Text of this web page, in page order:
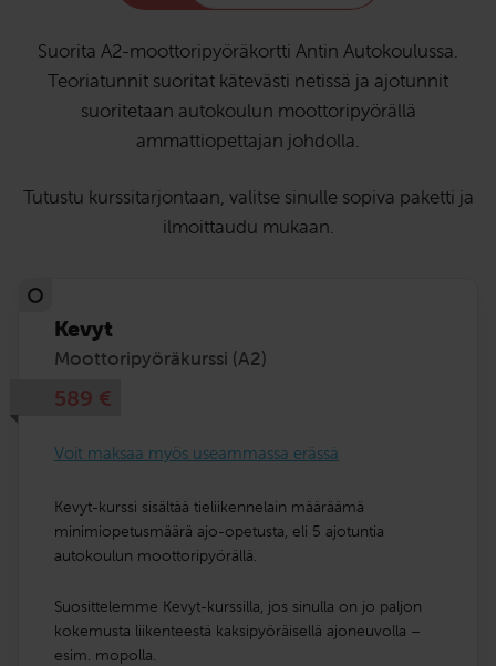
Suorita A2-moottoripyöräkortti Antin Autokoulussa.
Teoriatunnit suoritat kätevästi netissä ja ajotunnit
suoritetaan autokoulun moottoripyörällä
ammattiopettajan johdolla.
Tutustu kurssitarjontaan, valitse sinulle sopiva paketti ja
ilmoittaudu mukaan.
Kevyt
Moottoripyöräkurssi (A2)
589 €
Voit maksaa myös useammassa erässä
Kevyt-kurssi sisältää tieliikennelain määräämä
minimiopetusmäärä ajo-opetusta, eli 5 ajotuntia
autokoulun moottoripyörällä.
Suosittelemme Kevyt-kurssilla, jos sinulla on jo paljon
kokemusta liikenteestä kaksipyöräisellä ajoneuvolla –
esim. mopolla.